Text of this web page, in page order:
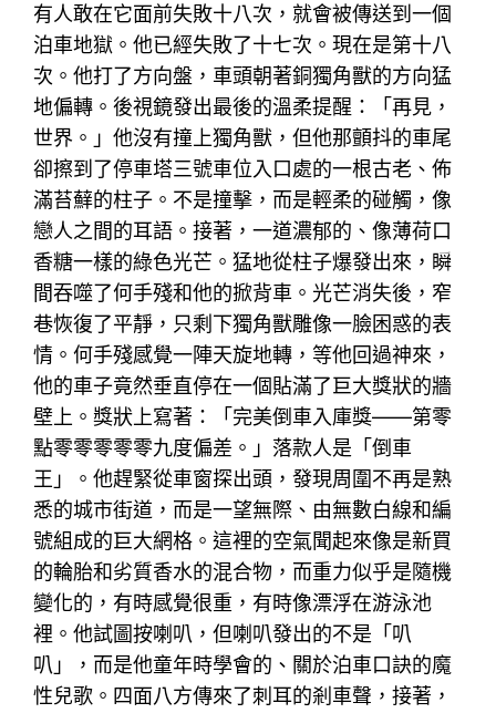
有人敢在它面前失敗十八次，就會被傳送到一個
泊車地獄。他已經失敗了十七次。現在是第十八
次。他打了方向盤，車頭朝著銅獨角獸的方向猛
地偏轉。後視鏡發出最後的溫柔提醒：「再見，
世界。」他沒有撞上獨角獸，但他那顫抖的車尾
卻擦到了停車塔三號車位入口處的一根古老、佈
滿苔蘚的柱子。不是撞擊，而是輕柔的碰觸，像
戀人之間的耳語。接著，一道濃郁的、像薄荷口
香糖一樣的綠色光芒。猛地從柱子爆發出來，瞬
間吞噬了何手殘和他的掀背車。光芒消失後，窄
巷恢復了平靜，只剩下獨角獸雕像一臉困惑的表
情。何手殘感覺一陣天旋地轉，等他回過神來，
他的車子竟然垂直停在一個貼滿了巨大獎狀的牆
壁上。獎狀上寫著：「完美倒車入庫獎——第零
點零零零零零九度偏差。」落款人是「倒車
王」。他趕緊從車窗探出頭，發現周圍不再是熟
悉的城市街道，而是一望無際、由無數白線和編
號組成的巨大網格。這裡的空氣聞起來像是新買
的輪胎和劣質香水的混合物，而重力似乎是隨機
變化的，有時感覺很重，有時像漂浮在游泳池
裡。他試圖按喇叭，但喇叭發出的不是「叭
叭」，而是他童年時學會的、關於泊車口訣的魔
性兒歌。四面八方傳來了刺耳的剎車聲，接著，